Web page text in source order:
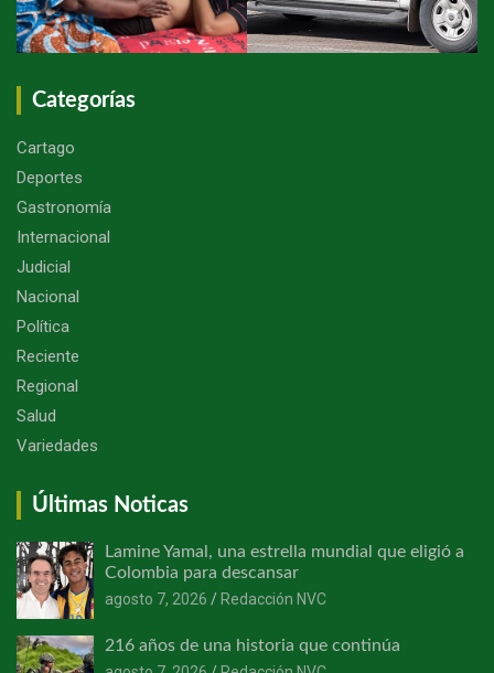
Categorías
Cartago
Deportes
Gastronomía
Internacional
Judicial
Nacional
Política
Reciente
Regional
Salud
Variedades
Últimas Noticas
Lamine Yamal, una estrella mundial que eligió a
Colombia para descansar
agosto 7, 2026
Redacción NVC
216 años de una historia que continúa